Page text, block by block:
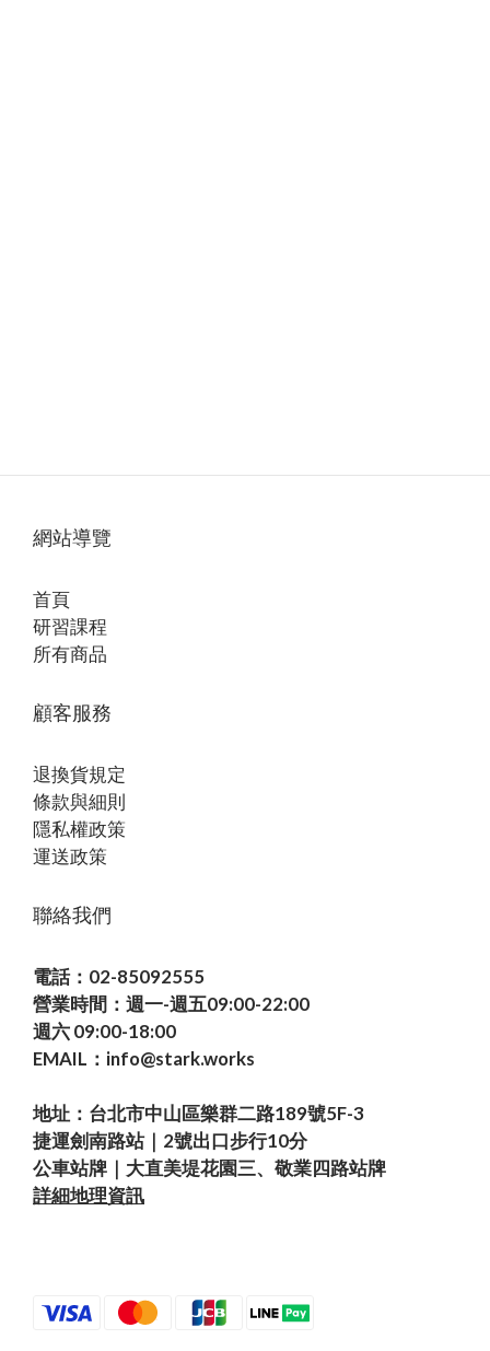
網站導覽
首頁
研習課程
所有商品
顧客服務
退換貨規定
條款與細則
隱私權政策
運送政策
聯絡我們
電話：02-85092555
營業時間：週一-週五09:00-22:00
週六 09:00-18:00
EMAIL：info@stark.works
地址：台北市中山區樂群二路189號5F-3
捷運劍南路站｜2號出口步行10分
公車站牌｜大直美堤花園三、敬業四路站牌
詳細地理資訊